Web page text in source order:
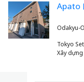
Apato
Tokyo
Xây